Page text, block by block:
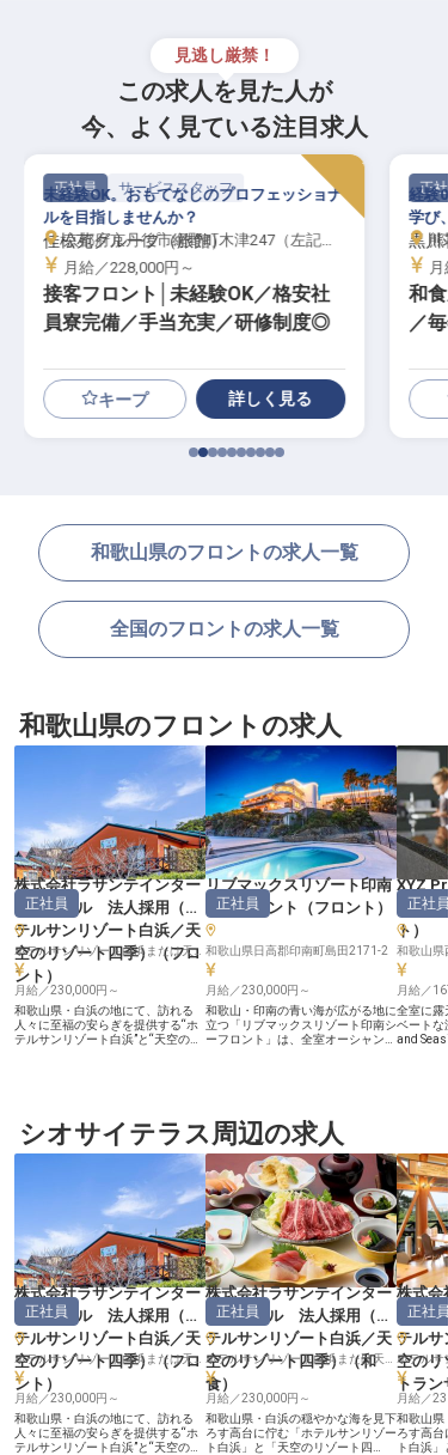
見逃し厳禁！
この求人を見た人が
今、よく見ている注目求人
正社員 サービススタッフ
佳松苑グループ（旅館）
接客フロント│未経験OK／格安社
員寮完備／手当充実／研修制度◎
未経験OK。おもてなしのプロフェッショナ
ルを目指しませんか？
京都府京丹後市網野町木津247（左記は「佳松苑」の住所です／配属先は京都府京丹後市内のグループ内施設いずれかになります）
月給／228,000円～
キープ 詳しく見る
正社
黒川荘
和
／
経験
学び
熊
和歌山県のフロントの求人一覧
全国のフロントの求人一覧
和歌山県のフロントの求人
株式会社ラサンテインター
ナショナル 法人採用（ホ
テルサンリゾート白浜／天
空のリゾート四季）（フロ
ント ）
正社員
ホテルサンリゾート白浜または天空のリゾート四季いずれかに配属※入社後に決定
月給／230,000円～
和歌山県・白浜の地にて、訪れる
人々に至福の安らぎを提供する“ホ
テルサンリゾート白浜”と“天空のリ
は、マニュアルを超えた「察する文
化」です。お客様が言葉にされない
細やかなニーズを、視線や歩調、空
気感から汲み取り、先回りしたおも
スピタリティを追求できる環境がこ
こにはあります。フロントの役目
は、施設の「顔」としてお客様を温
かく迎え入れること。立ち振る舞い
や言葉遣い、そして相手に寄り添う
誠実な姿勢が求められる、やりがい
の大きなお仕事です。 月給24万円
以上という安定した給与体系に加
え、月5,000円の格安単身寮・家族
寮も完備などの充実した待遇。落ち
着いた環境の中で、一生モノの接客
スキルを身に付けることが可能で
す。 一流のサービスパーソンとし
て、お客様の記憶に残る特別な物語
を一緒に紡いでいきませんか。向上
心を持ち、自らの感性を磨き続けた
い方を、心よりお待ちしています。
リブマックスリゾート印南
シーフロント
（フロント ）
正社員
和歌山県日高郡印南町島田2171-2
月給／230,000円～
和歌山・印南の青い海が広がる地に
立つ「リブマックスリゾート印南シ
ーフロント」は、全室オーシャンビ
中で、日本の接客文化を追求し、お
客様の記憶に残るひとときをお手伝
いする。自らの立ち振る舞いや丁寧
な言葉選びでお客様を魅了し、感謝
の言葉をいただく。そんなプロとし
てのやりがいに満ちた毎日が待って
います。 ◎寮費全額会社負担！U・
Iターン歓迎 ◎経験不問！未経験か
らプロになれるチャンス ◎年間休
日120日！私生活も大切にできる環
境 ◎月給25万円以上の安定輸入＋
賞与年2回 リブマックスグループの
安定した経営基盤があるため、将来
を見据えた働き方が叶います。年間
休日120日に加え、資格取得支援制
度などの福利厚生も充実。過度な残
業を抑制する体制に力を入れている
ため、心にゆとりを持ってお客様と
向き合うことができ、一生モノのハ
イレベルな接客スキルを身に付ける
ことが可能です。
XYZ
ト ）
正社員
和歌山県
月給／
全室に露
ベート
and
能な住宅
境です
日の情報
シオサイテラス周辺の求人
株式会社ラサンテインター
ナショナル 法人採用（ホ
テルサンリゾート白浜／天
空のリゾート四季）（フロ
ント ）
正社員
ホテルサンリゾート白浜または天空のリゾート四季いずれかに配属※入社後に決定
月給／230,000円～
和歌山県・白浜の地にて、訪れる
人々に至福の安らぎを提供する“ホ
テルサンリゾート白浜”と“天空のリ
株式会社ラサンテインター
ナショナル 法人採用（ホ
テルサンリゾート白浜／天
空のリゾート四季）（和
食）
正社員
月給／230,000円～
和歌山県・白浜の穏やかな海を見下
ろす高台に佇む「ホテルサンリゾー
ト白浜」と「天空のリゾート四
株式会
ナシ
テルサ
空のリ
トラン
正社員
月給／
和歌山県
ろす高台
ト白浜